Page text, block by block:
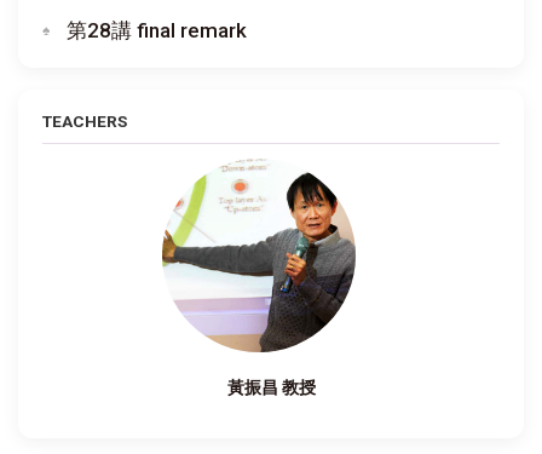
第28講 final remark
TEACHERS
黃振昌 教授